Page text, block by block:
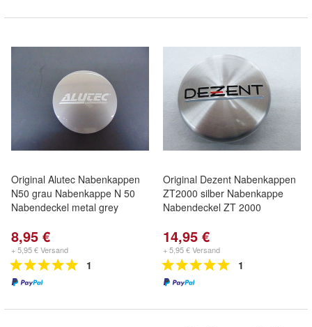
Original Alutec Nabenkappen
N50 grau Nabenkappe N 50
Nabendeckel metal grey
8,95 €
+ 5,95 € Versand
1
Original Dezent Nabenkappen
ZT2000 silber Nabenkappe
Nabendeckel ZT 2000
14,95 €
+ 5,95 € Versand
1